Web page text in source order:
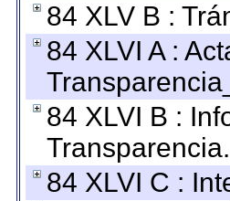
84 XLV B :
84 XLVI A :
84 XLVI B :
Transparencia.
84 XLVI C :